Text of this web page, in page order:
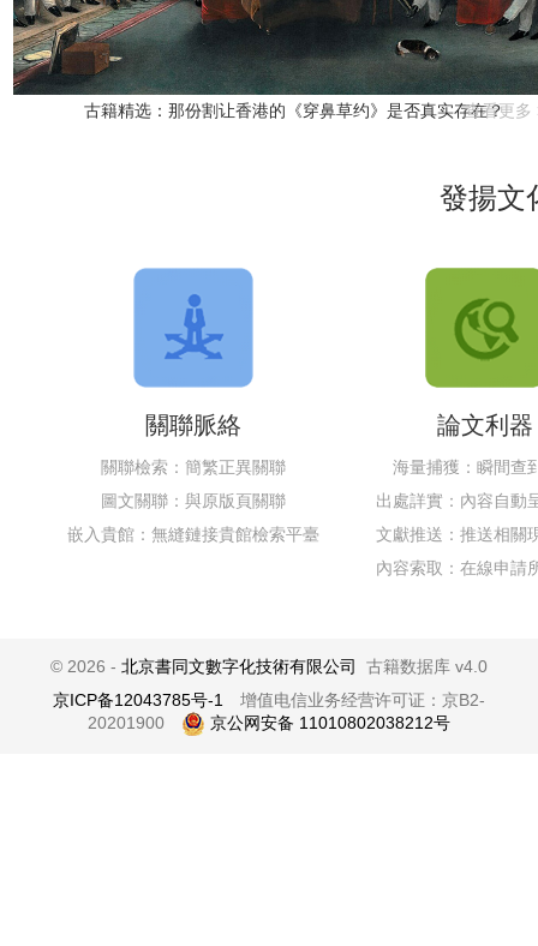
古籍精选：那份割让香港的《穿鼻草约》是否真实存在？
查看更多
發揚
關聯脈絡
關聯檢索：簡繁正異關聯
圖文關聯：與原版頁關聯
嵌入貴館：無縫鏈接貴館檢索平臺
論文利器
海量捕獲：瞬間查
出處詳實：內容自動
文獻推送：推送相關
內容索取：在線申請
© 2026 - 北京書同文數字化技術有限公司
古籍数据库 v4.0
京ICP备12043785号-1
增值电信业务经营许可证：京B2-
20201900
京公网安备 11010802038212号